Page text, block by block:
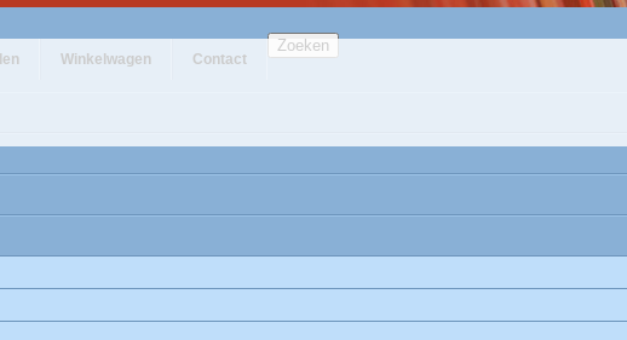
Winkelwagen Contact
Zoeken